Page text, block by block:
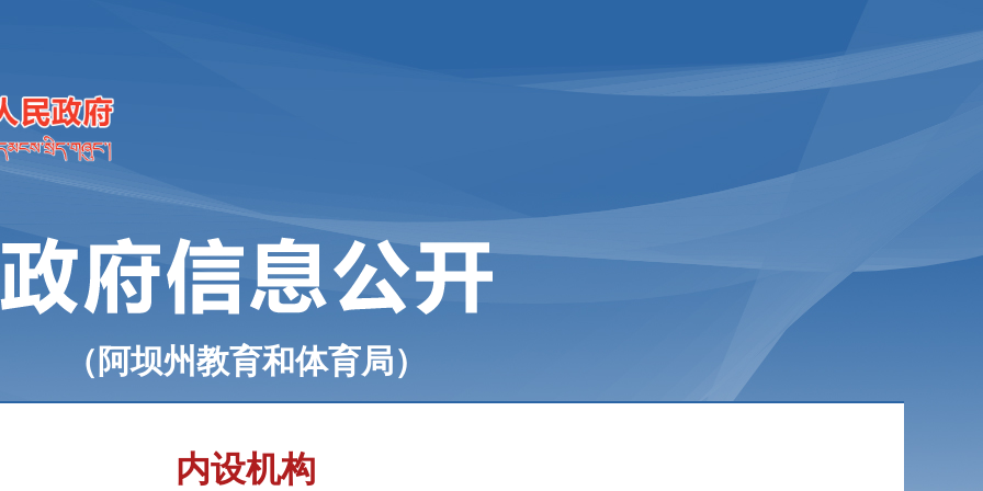
（阿坝州教育和体育局）
内设机构